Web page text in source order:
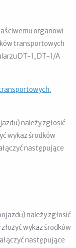
organowi
transportowych
DT-1, DT-1/A
należy zgłosić
wykaz środków
następujące
należy zgłosić
wykaz środków
następujące